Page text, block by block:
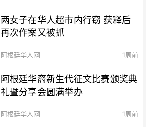
两女子在华人超市内行窃 获释后
再次作案又被抓
阿根廷华人网 1周前
阿根廷华裔新生代征文比赛颁奖典
礼暨分享会圆满举办
阿根廷华人网 1周前